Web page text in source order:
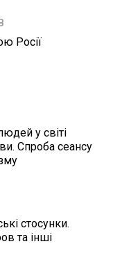
Росії
у світі
Спроба сеансу
стосунки.
та інші